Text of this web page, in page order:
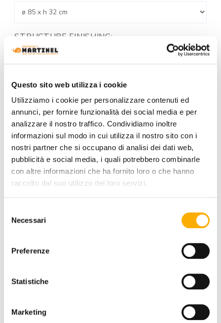
Questo sito web utilizza i cookie
Utilizziamo i cookie per personalizzare contenuti ed
annunci, per fornire funzionalità dei social media e per
analizzare il nostro traffico. Condividiamo inoltre
informazioni sul modo in cui utilizza il nostro sito con i
nostri partner che si occupano di analisi dei dati web,
pubblicità e social media, i quali potrebbero combinarle
con altre informazioni che ha fornito loro o che hanno
raccolto dal suo utilizzo dei loro servizi.
delNecessari
Preferenze
Statistiche
Marketing
STRUCTURE FINISHING:
TOP FINISH:
COLOR:
INFORMATION